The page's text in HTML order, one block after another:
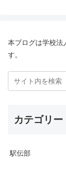
本ブログは学校法
す。
カテゴリー
駅伝部